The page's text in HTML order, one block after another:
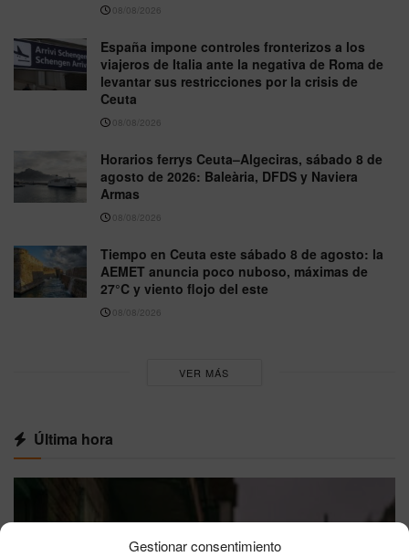
Gestionar consentimiento
08/08/2026
España impone controles fronterizos a los
viajeros de Italia ante la negativa de Roma de
levantar sus restricciones por la crisis de
Ceuta
08/08/2026
Horarios ferrys Ceuta–Algeciras, sábado 8 de
agosto de 2026: Baleària, DFDS y Naviera
Armas
08/08/2026
Tiempo en Ceuta este sábado 8 de agosto: la
AEMET anuncia poco nuboso, máximas de
27°C y viento flojo del este
08/08/2026
VER MÁS
Última hora